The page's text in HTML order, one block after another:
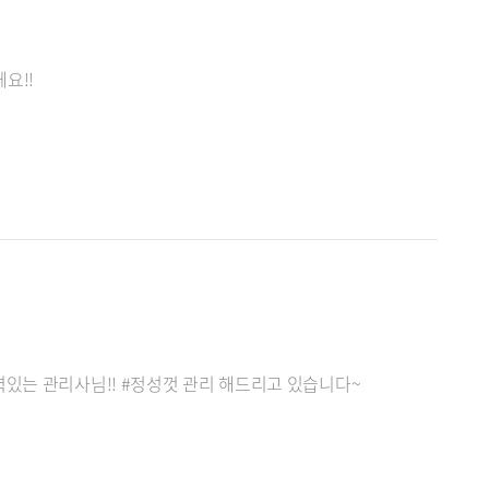
요!!
는 관리사님!! #정성껏 관리 해드리고 있습니다~